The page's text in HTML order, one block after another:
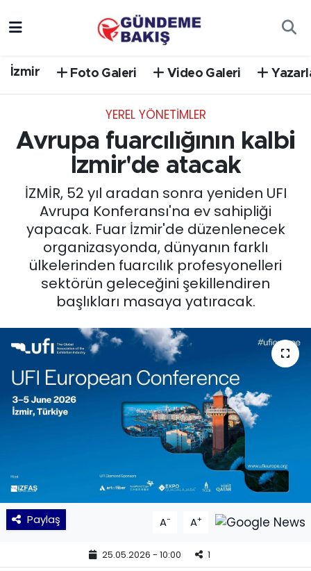
İzmir Foto Galeri Video Galeri
YEREL YÖNETİMLER
Avrupa fuarcılığının kalbi
İzmir'de atacak
İZMİR, 52 yıl aradan sonra yeniden UFI
Avrupa Konferansı'na ev sahipliği
yapacak. Fuar İzmir'de düzenlenecek
organizasyonda, dünyanın farklı
ülkelerinden fuarcılık profesyonelleri
sektörün geleceğini şekillendiren
başlıkları masaya yatıracak.
Paylaş A- A+
25.05.2026 - 10:00 1
EĞİTİM
EKONOMİ
English News
GÜNCEL
KÜLTÜR SANAT
MAGAZİN
POLİTİKA
SPOR
TEKNOLOJİ
Trafik Durumu
Süper Lig Puan Durumu ve Fikstür
Tüm Manşetler
Son Dakika Haberleri
Haber Arşivi